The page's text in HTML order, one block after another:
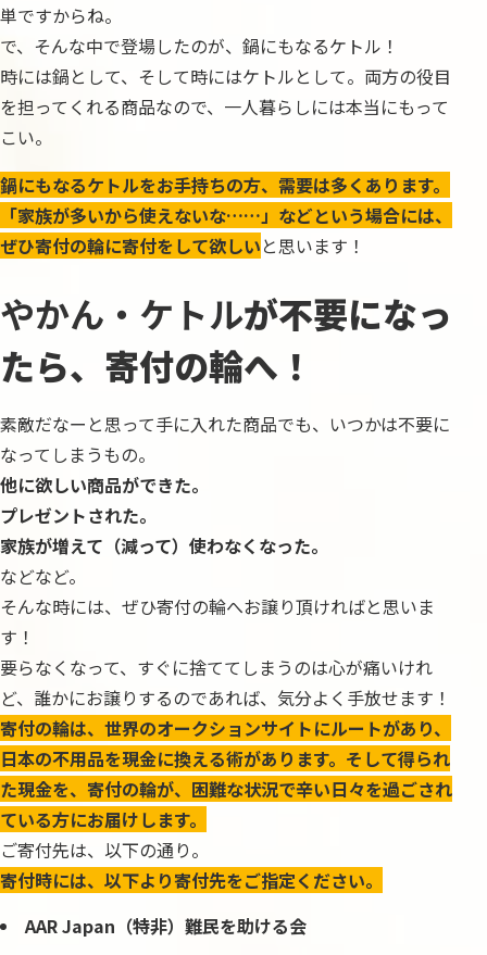
単ですからね。
で、そんな中で登場したのが、鍋にもなるケトル！
時には鍋として、そして時にはケトルとして。両方の役目
を担ってくれる商品なので、一人暮らしには本当にもって
こい。
鍋にもなるケトルをお手持ちの方、需要は多くあります。
「家族が多いから使えないな……」などという場合には、
ぜひ寄付の輪に寄付をして欲しいと思います！
やかん・ケトルが不要になっ
たら、寄付の輪へ！
素敵だなーと思って手に入れた商品でも、いつかは不要に
なってしまうもの。
他に欲しい商品ができた。
プレゼントされた。
家族が増えて（減って）使わなくなった。
などなど。
そんな時には、ぜひ寄付の輪へお譲り頂ければと思いま
す！
要らなくなって、すぐに捨ててしまうのは心が痛いけれ
ど、誰かにお譲りするのであれば、気分よく手放せます！
寄付の輪は、世界のオークションサイトにルートがあり、
日本の不用品を現金に換える術があります。そして得られ
た現金を、寄付の輪が、困難な状況で辛い日々を過ごされ
ている方にお届けします。
ご寄付先は、以下の通り。
寄付時には、以下より寄付先をご指定ください。
AAR Japan （特非）難民を助ける会